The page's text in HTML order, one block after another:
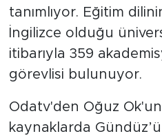
tanımlıyor. Eğitim
İngilizce olduğu
itibarıyla 359
görevlisi bulunuyor.
Odatv'den Oğuz
kaynaklarda